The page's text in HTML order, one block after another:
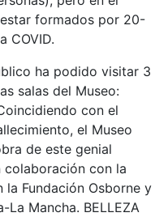
formados por 20-
COVID.
ha podido visitar 3
salas del Museo:
con el
el Museo
de este genial
con la
la Fundación Osborne y
Mancha. BELLEZA